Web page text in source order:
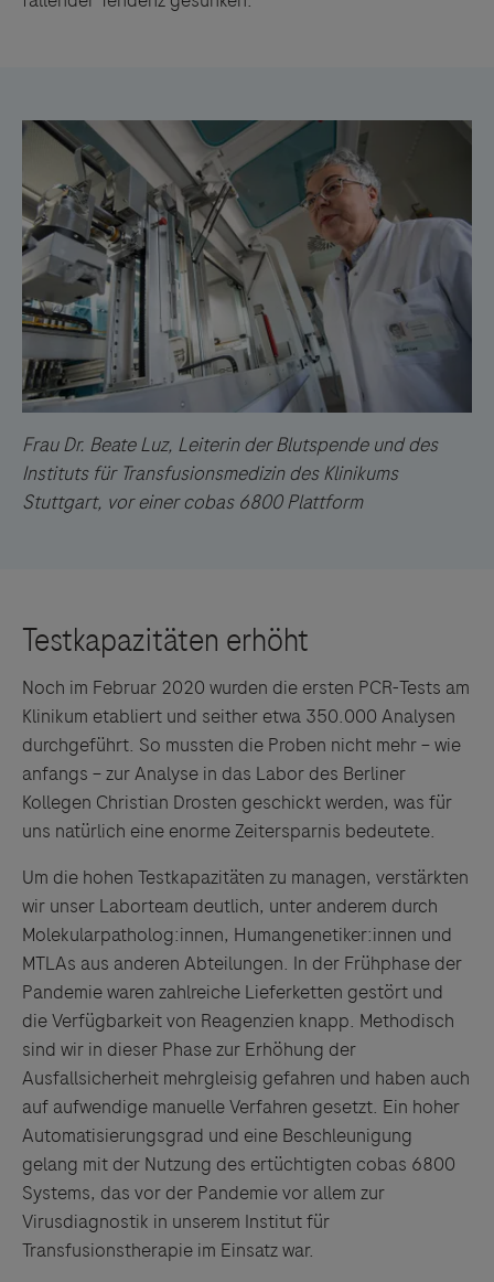
Frau Dr. Beate Luz, Leiterin der Blutspende und des
Instituts für Transfusionsmedizin des Klinikums
Stuttgart, vor einer cobas 6800 Plattform
Noch im Februar 2020 wurden die ersten PCR-Tests am
Klinikum etabliert und seither etwa 350.000 Analysen
durchgeführt. So mussten die Proben nicht mehr – wie
anfangs – zur Analyse in das Labor des Berliner
Kollegen Christian Drosten geschickt werden, was für
uns natürlich eine enorme Zeitersparnis bedeutete.
Um die hohen Testkapazitäten zu managen, verstärkten
wir unser Laborteam deutlich, unter anderem durch
Molekularpatholog:innen, Humangenetiker:innen und
MTLAs aus anderen Abteilungen. In der Frühphase der
Pandemie waren zahlreiche Lieferketten gestört und
die Verfügbarkeit von Reagenzien knapp. Methodisch
sind wir in dieser Phase zur Erhöhung der
Ausfallsicherheit mehrgleisig gefahren und haben auch
auf aufwendige manuelle Verfahren gesetzt. Ein hoher
Automatisierungsgrad und eine Beschleunigung
gelang mit der Nutzung des ertüchtigten cobas 6800
Systems, das vor der Pandemie vor allem zur
Virusdiagnostik in unserem Institut für
Transfusionstherapie im Einsatz war.